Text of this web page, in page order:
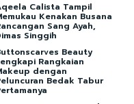
Calista Tampil
Kenakan Busana
Sang Ayah,
Singgih
Beauty
Rangkaian
dengan
Bedak Tabur